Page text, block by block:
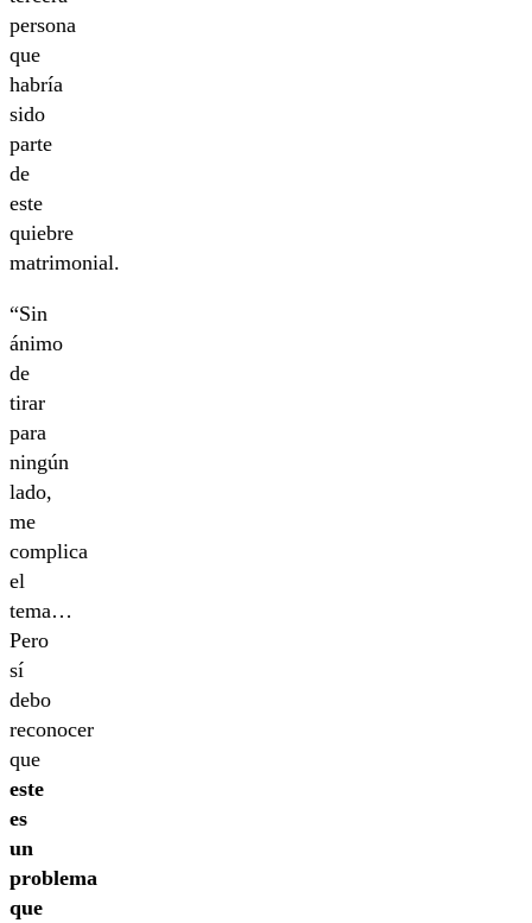
persona
que
habría
sido
parte
de
este
quiebre
matrimonial.
“Sin
ánimo
de
tirar
para
ningún
lado,
me
complica
el
tema…
Pero
sí
debo
reconocer
que
este
es
un
problema
que